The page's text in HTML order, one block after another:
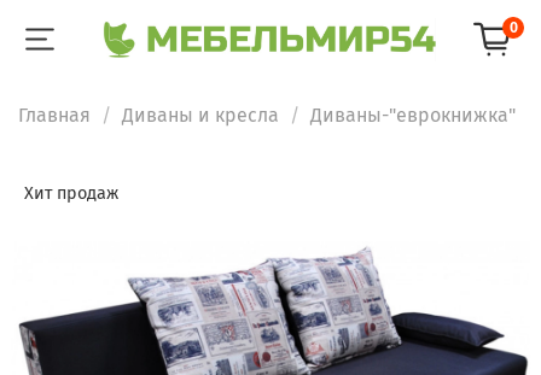
0
Главная Диваны и кресла Диваны-"еврокнижка"
Хит продаж